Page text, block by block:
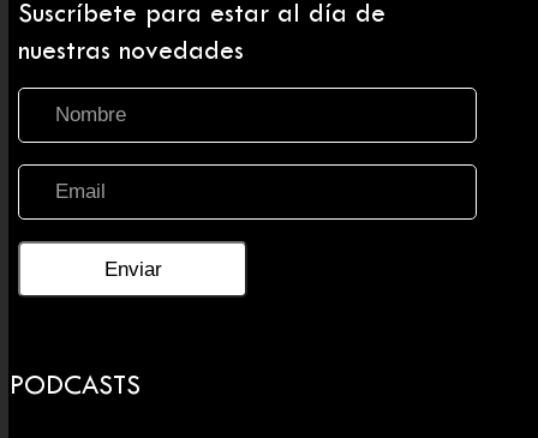
Suscríbete para estar al día de
nuestras novedades
PODCASTS